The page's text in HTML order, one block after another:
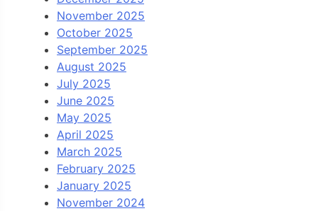
November 2025
October 2025
September 2025
August 2025
July 2025
June 2025
May 2025
April 2025
March 2025
February 2025
January 2025
November 2024